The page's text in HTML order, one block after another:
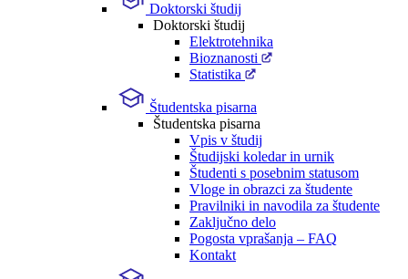
Doktorski študij
Doktorski študij
Elektrotehnika
Bioznanosti
Statistika
Študentska pisarna
Študentska pisarna
Vpis v študij
Študijski koledar in urnik
Študenti s posebnim statusom
Vloge in obrazci za študente
Pravilniki in navodila za študente
Zaključno delo
Pogosta vprašanja – FAQ
Kontakt